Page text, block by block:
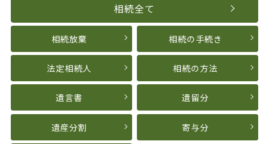
相続全て
相続放棄 相続の手続き
法定相続人 相続の方法
遺言書 遺留分
遺産分割 寄与分